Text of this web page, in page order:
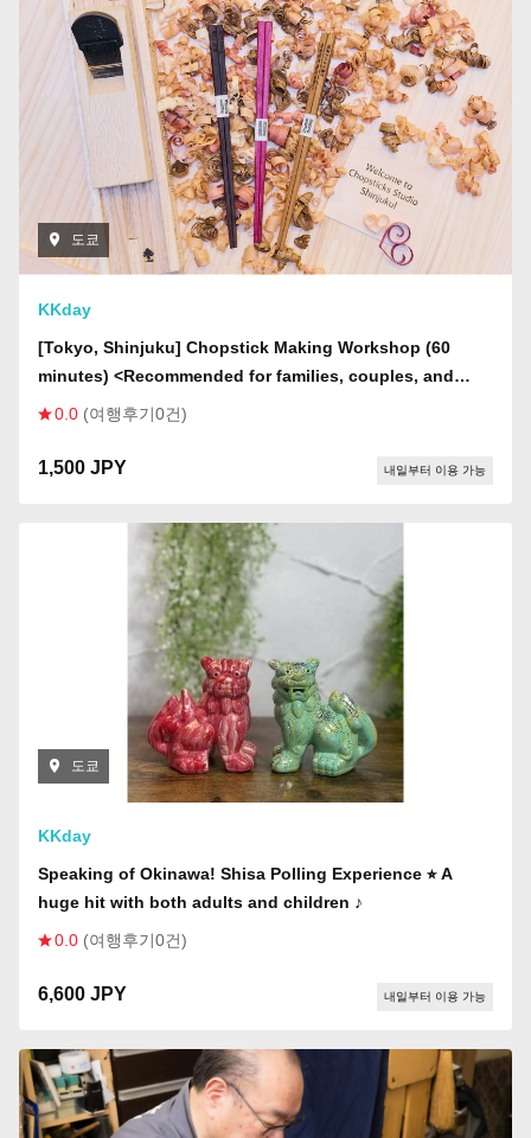
도쿄
KKday
[Tokyo, Shinjuku] Chopstick Making Workshop (60
minutes) <Recommended for families, couples, and
solo participants>
0.0 (여행후기0건)
1,500 JPY 내일부터 이용 가능
도쿄
KKday
Speaking of Okinawa! Shisa Polling Experience ⭐︎ A
huge hit with both adults and children ♪
0.0 (여행후기0건)
6,600 JPY 내일부터 이용 가능